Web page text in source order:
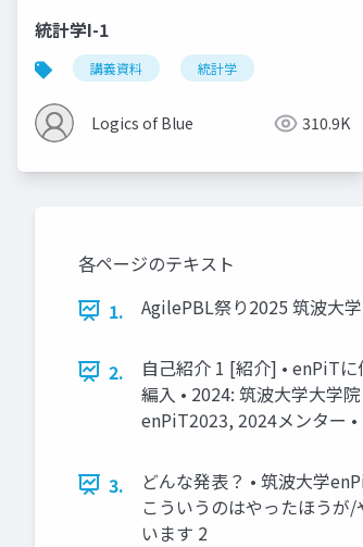
統計学I-1
講義資料 統計学
Logics of Blue 310.9K
各ページのテキスト
1.
AgilePBL祭り2025 筑波大
2.
自己紹介 1 [紹介] • enPiT
編入 • 2024: 筑波大学大学
enPiT2023, 2024メンター
3.
どんな発表？ • 筑波大学
こういうのはやったほうが
います 2